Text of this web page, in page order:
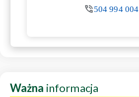
504 994 004
Ważna informacja